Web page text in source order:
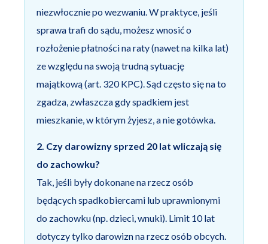
niezwłocznie po wezwaniu. W praktyce, jeśli
sprawa trafi do sądu, możesz wnosić o
rozłożenie płatności na raty (nawet na kilka lat)
ze względu na swoją trudną sytuację
majątkową (art. 320 KPC). Sąd często się na to
zgadza, zwłaszcza gdy spadkiem jest
mieszkanie, w którym żyjesz, a nie gotówka.
2. Czy darowizny sprzed 20 lat wliczają się
do zachowku?
Tak, jeśli były dokonane na rzecz osób
będących spadkobiercami lub uprawnionymi
do zachowku (np. dzieci, wnuki). Limit 10 lat
dotyczy tylko darowizn na rzecz osób obcych.